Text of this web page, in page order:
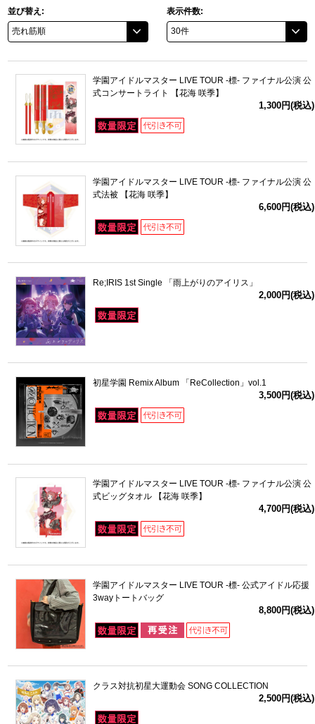
モフモフパレード
並び替え: 表示件数:
学園アイドルマスター LIVE TOUR -標- ファイナル公演 公
式コンサートライト 【花海 咲季】
1,300円(税込)
学園アイドルマスター LIVE TOUR -標- ファイナル公演 公
式法被 【花海 咲季】
6,600円(税込)
Re;IRIS 1st Single 「雨上がりのアイリス」
2,000円(税込)
初星学園 Remix Album 「ReCollection」vol.1
3,500円(税込)
学園アイドルマスター LIVE TOUR -標- ファイナル公演 公
式ビッグタオル 【花海 咲季】
4,700円(税込)
学園アイドルマスター LIVE TOUR -標- 公式アイドル応援
3wayトートバッグ
8,800円(税込)
クラス対抗初星大運動会 SONG COLLECTION
2,500円(税込)